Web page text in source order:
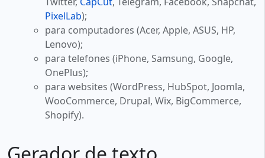
PixelLab);
para computadores (Acer, Apple, ASUS, HP,
Lenovo);
para telefones (iPhone, Samsung, Google,
OnePlus);
para websites (WordPress, HubSpot, Joomla,
WooCommerce, Drupal, Wix, BigCommerce,
Shopify).